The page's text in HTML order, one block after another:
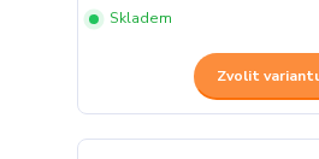
Skladem
Zvolit